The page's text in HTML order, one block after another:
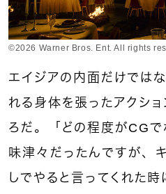
©2026 Warner Bros. Ent. All rights
エイジアの内面だけでは
れる身体を張ったアクシ
ろだ。「どの程度がCG
味津々だったんですが、
しでやると言ってくれた